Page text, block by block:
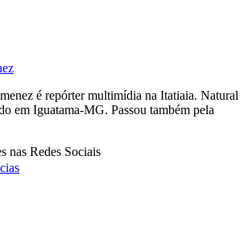
é repórter multimídia na Itatiaia. Natural
em Iguatama-MG. Passou também pela
nas Redes Sociais